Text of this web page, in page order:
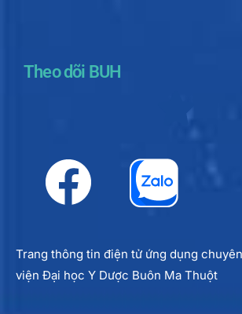
Theo dõi BUH
Trang thông tin điện tử ứng dụng
viện Đại học Y Dược Buôn Ma Thuột